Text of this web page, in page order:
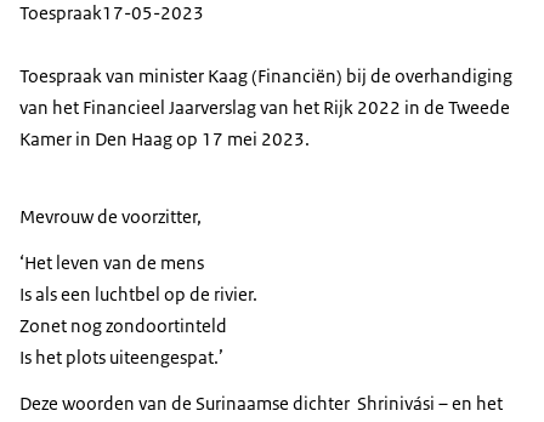
Toespraak17-05-2023
Toespraak van minister Kaag (Financiën) bij de overhandiging
van het Financieel Jaarverslag van het Rijk 2022 in de Tweede
Kamer in Den Haag op 17 mei 2023.
Mevrouw de voorzitter,
‘Het leven van de mens
Is als een luchtbel op de rivier.
Zonet nog zondoortinteld
Is het plots uiteengespat.’
Deze woorden van de Surinaamse dichter Shrinivási – en het